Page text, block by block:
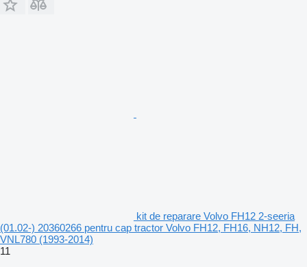
kit de reparare Volvo FH12 2-seeria
(01.02-) 20360266 pentru cap tractor Volvo FH12, FH16, NH12, FH,
VNL780 (1993-2014)
11